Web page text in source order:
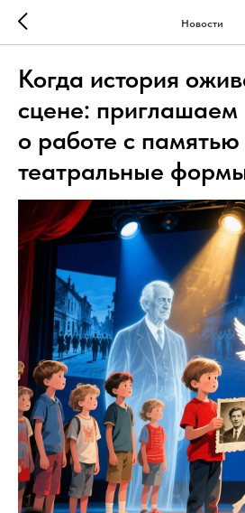
Новости
Когда история
сцене:
о работе с памятью
театральные